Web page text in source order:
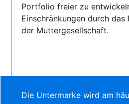
Portfolio freier zu
Einschränkungen durch
der Muttergesellschaft.
Die Untermarke wird am